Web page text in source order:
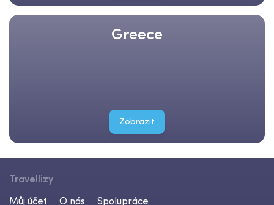
Greece
Zobrazit
Travellizy
Můj účet
O nás
Spolupráce